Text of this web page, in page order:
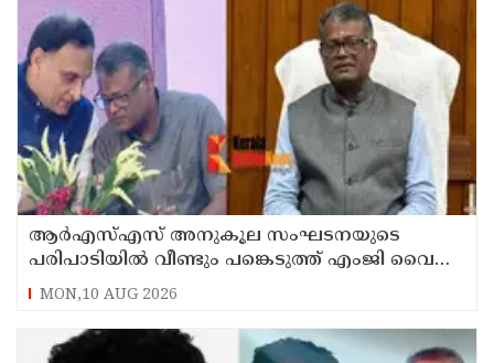
ആര്‍എസ്എസ് അനുകൂല സംഘടനയുടെ
പരിപാടിയില്‍ വീണ്ടും പങ്കെടുത്ത് എംജി വൈസ്
ചാന്‍സലര്‍ ഡോ. ഡി മാവൂത്ത്
MON,10 AUG 2026